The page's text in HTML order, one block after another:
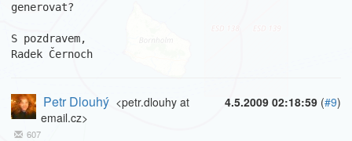
generovat?
S pozdravem,
Radek Černoch
4.5.2009 02:18:59 (#9)
Petr Dlouhý <petr.dlouhy at
email.cz>
607